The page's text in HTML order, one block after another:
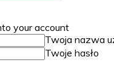
your account
Twoja nazwa
Twoje hasło